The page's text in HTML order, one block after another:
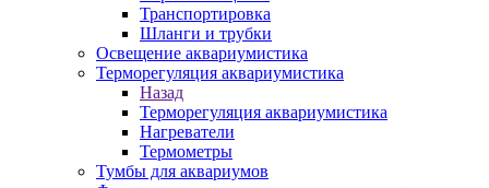
Транспортировка
Шланги и трубки
Освещение аквариумистика
Терморегуляция аквариумистика
Назад
Терморегуляция аквариумистика
Нагреватели
Термометры
Тумбы для аквариумов